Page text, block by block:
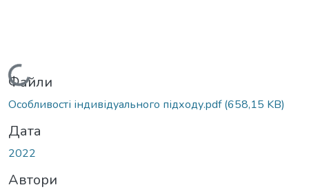
Вантажиться...
Файли
Особливості індивідуального підходу.pdf(658,15 KB)
Дата
2022
Автори